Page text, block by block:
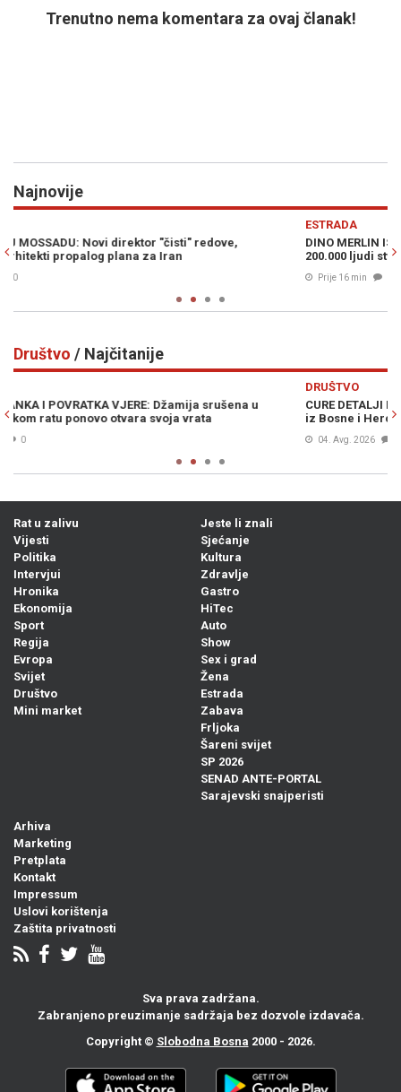
Trenutno nema komentara za ovaj članak!
Najnovije
DINO MERLIN ISPUNIO KOŠEVO TRI VEČERI ZAREDOM: Preko
200.000 ljudi stvorilo najveći spektakl od Olimpijade
Društvo / Najčitanije
CURE DETALJI DRAME U AUSTRIJI: Policijska potjera za vozačem
iz Bosne i Hercegovine, ostao je bez automobila...
Rat u zalivu
Vijesti
Politika
Intervjui
Hronika
Ekonomija
Sport
Regija
Evropa
Svijet
Društvo
Mini market
Jeste li znali
Sjećanje
Kultura
Zdravlje
Gastro
HiTec
Auto
Show
Sex i grad
Žena
Estrada
Zabava
Frljoka
Šareni svijet
SP 2026
SENAD ANTE-PORTAL
Sarajevski snajperisti
Arhiva
Marketing
Pretplata
Kontakt
Impressum
Uslovi korištenja
Zaštita privatnosti
Sva prava zadržana.
Zabranjeno preuzimanje sadržaja bez dozvole izdavača.
Copyright © Slobodna Bosna 2000 - 2026.